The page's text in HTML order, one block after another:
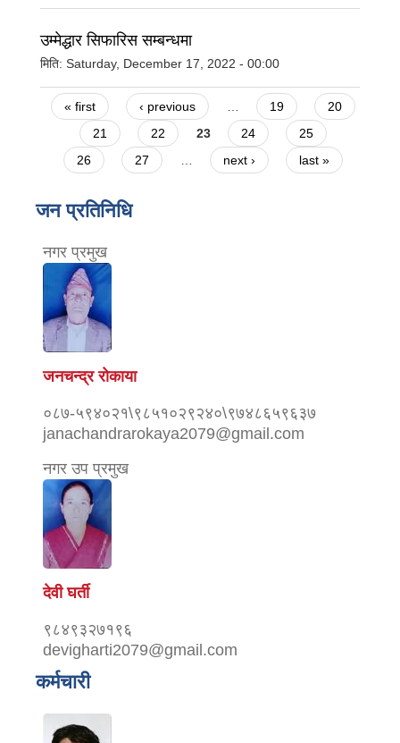
उम्मेद्धार सिफारिस सम्बन्धमा
मिति: Saturday, December 17, 2022 - 00:00
Pages
« first ‹ previous … 19
20
21
22 23 24
25
26
27 … next › last »
जन प्रतिनिधि
नगर प्रमुख
जनचन्द्र रोकाया
०८७-५९४०२१\९८५१०२९२४०\९७४८६५९६३७
janachandrarokaya2079@gmail.com
नगर उप प्रमुख
देवी घर्ती
९८४९३२७१९६
devigharti2079@gmail.com
कर्मचारी